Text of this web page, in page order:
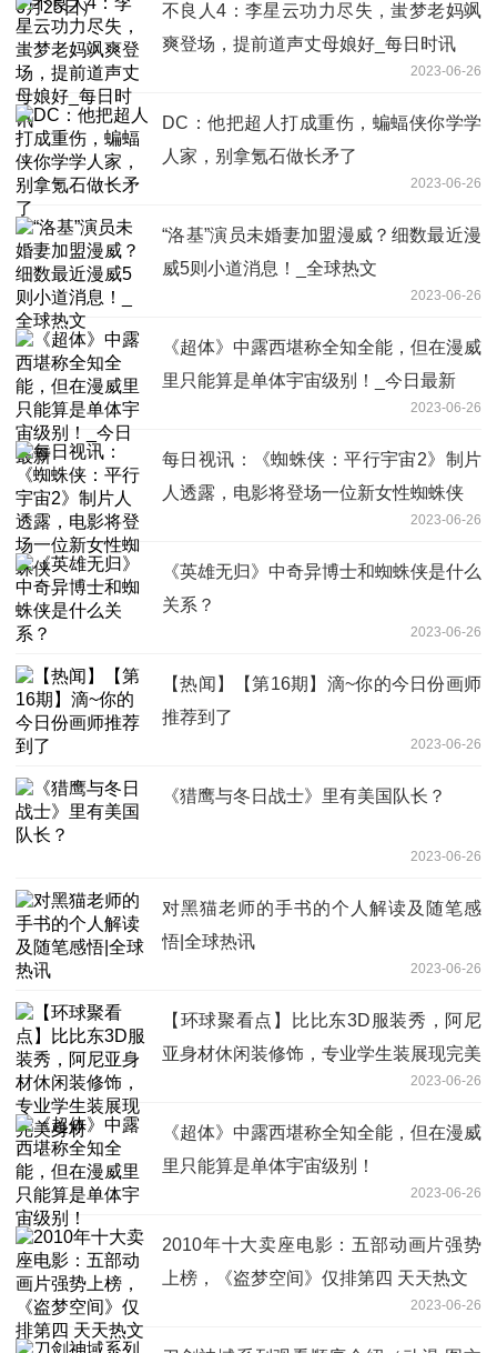
不良人4：李星云功力尽失，蚩梦老妈飒
爽登场，提前道声丈母娘好_每日时讯
2023-06-26
DC：他把超人打成重伤，蝙蝠侠你学学
人家，别拿氪石做长矛了
2023-06-26
“洛基”演员未婚妻加盟漫威？细数最近漫
威5则小道消息！_全球热文
2023-06-26
《超体》中露西堪称全知全能，但在漫威
里只能算是单体宇宙级别！_今日最新
2023-06-26
每日视讯：《蜘蛛侠：平行宇宙2》制片
人透露，电影将登场一位新女性蜘蛛侠
2023-06-26
《英雄无归》中奇异博士和蜘蛛侠是什么
关系？
2023-06-26
【热闻】【第16期】滴~你的今日份画师
推荐到了
2023-06-26
《猎鹰与冬日战士》里有美国队长？
2023-06-26
对黑猫老师的手书的个人解读及随笔感
悟|全球热讯
2023-06-26
【环球聚看点】比比东3D服装秀，阿尼
亚身材休闲装修饰，专业学生装展现完美
2023-06-26
《超体》中露西堪称全知全能，但在漫威
里只能算是单体宇宙级别！
2023-06-26
2010年十大卖座电影：五部动画片强势
上榜，《盗梦空间》仅排第四 天天热文
2023-06-26